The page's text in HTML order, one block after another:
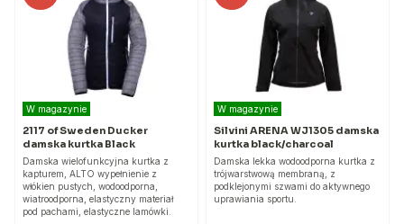
W magazynie
2117 of Sweden Ducker
damska kurtka Black
Damska wielofunkcyjna kurtka z
kapturem, ALTO wypełnienie z
włókien pustych, wodoodporna,
wiatroodporna, elastyczny materiał
pod pachami, elastyczne lamówki.
W magazynie
Silvini ARENA WJ1305 damska
kurtka black/charcoal
Damska lekka wodoodporna kurtka z
trójwarstwową membraną, z
podklejonymi szwami do aktywnego
uprawiania sportu.